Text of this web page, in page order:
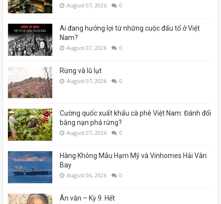
August 07, 2026 0
Ai đang hưởng lợi từ những cuộc đấu tố ở Việt
Nam?
August 07, 2026 0
Rừng và lũ lụt
August 07, 2026 0
Cường quốc xuất khẩu cà phê Việt Nam: Đánh đổi
bằng nạn phá rừng?
August 07, 2026 0
Hàng Không Mẫu Hạm Mỹ và Vinhomes Hải Vân
Bay
August 06, 2026 0
Án văn – Kỳ 9. Hết